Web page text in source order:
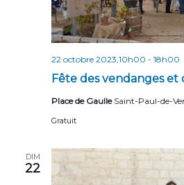
Fête des vendanges et
22 octobre 2023,10h00 - 18h00
Place de Gaulle Saint-Paul-de-
Gratuit
DIM
22